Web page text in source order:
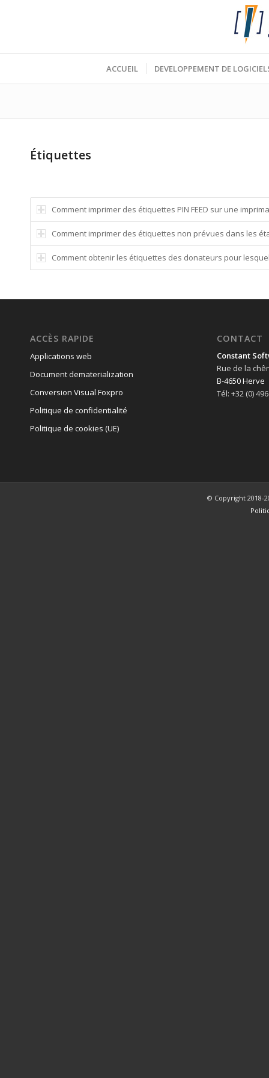
ACCUEIL DEVELOPPEMENT DE
Étiquettes
Comment imprimer des étiquettes PIN FEED sur une
Comment imprimer des étiquettes non prévues dans les
Comment obtenir les étiquettes des donateurs pour
ACCÈS RAPIDE
Applications web
Document dematerialization
Conversion Visual Foxpro
Politique de confidentialité
Politique de cookies (UE)
CONTACT
Constant
Rue de la
B-4650 Herve
Tél: +32 (0)
© Copyright 2018-